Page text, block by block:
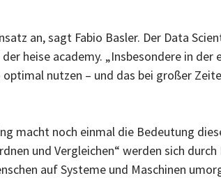
an, sagt Fabio Basler. Der Data
heise academy. „Insbesondere in
nutzen – und das bei großer
macht noch einmal die Bedeutung
und Vergleichen“ werden sich
auf Systeme und Maschinen